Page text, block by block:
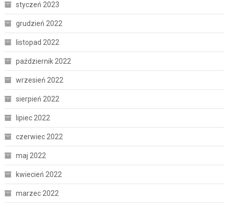
styczeń 2023
grudzień 2022
listopad 2022
październik 2022
wrzesień 2022
sierpień 2022
lipiec 2022
czerwiec 2022
maj 2022
kwiecień 2022
marzec 2022